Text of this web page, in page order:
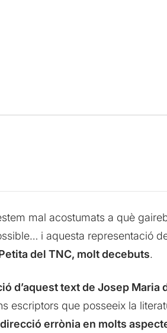
mal acostumats a què
i aquesta representació
del TNC, molt decebuts.
d’aquest text de Josep Maria
escriptors que posseeix la
errònia en molts